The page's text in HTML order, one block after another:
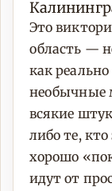
Это
область —
как
необычные
всякие
либо те, кто
хорошо
идут от